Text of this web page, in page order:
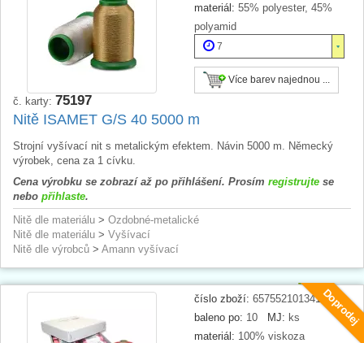
materiál: 55% polyester, 45%
polyamid
7
Více barev najednou ...
č. karty: 75197
Nitě ISAMET G/S 40 5000 m
Strojní vyšívací nit s metalickým efektem. Návin 5000 m. Německý
výrobek, cena za 1 cívku.
Cena výrobku se zobrazí až po přihlášení. Prosím registrujte se
nebo přihlaste.
Nitě dle materiálu > Ozdobné-metalické
Nitě dle materiálu > Vyšívací
Nitě dle výrobců > Amann vyšívací
Doprodej
číslo zboží: 657552101341
baleno po: 10 MJ: ks
materiál: 100% viskoza